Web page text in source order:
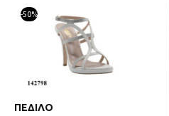
-50%
ΠΕΔΙΛΟ